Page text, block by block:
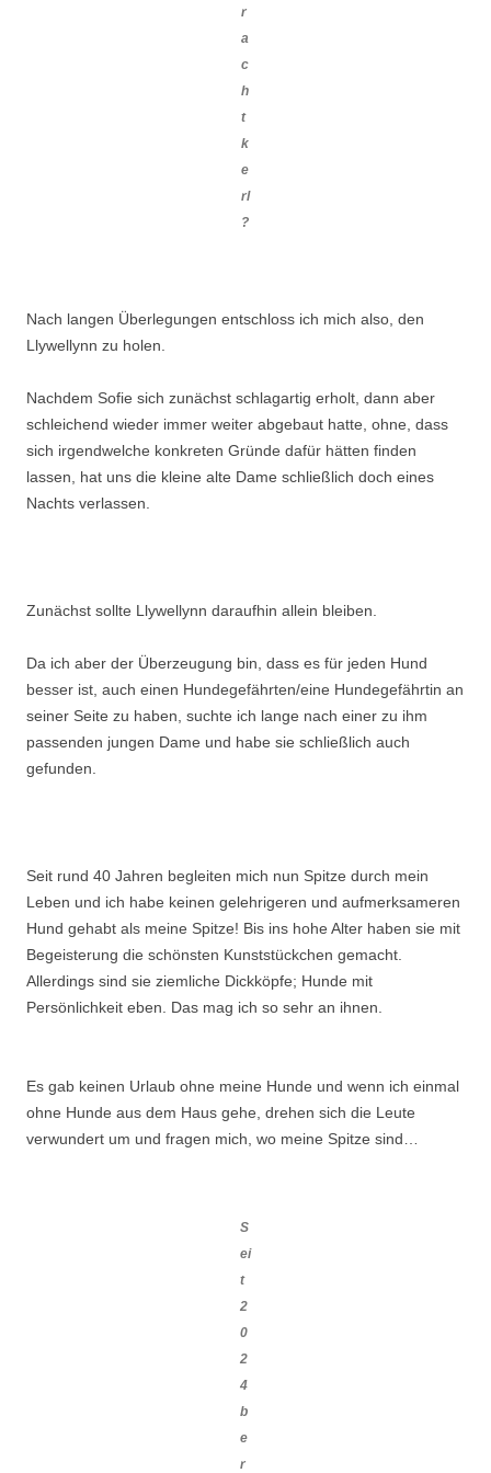
r
a
c
h
t
k
e
rl
?
Nach langen Überlegungen entschloss ich mich also, den
Llywellynn zu holen.
Nachdem Sofie sich zunächst schlagartig erholt, dann aber
schleichend wieder immer weiter abgebaut hatte, ohne, dass
sich irgendwelche konkreten Gründe dafür hätten finden
lassen, hat uns die kleine alte Dame schließlich doch eines
Nachts verlassen.
Zunächst sollte Llywellynn daraufhin allein bleiben.
Da ich aber der Überzeugung bin, dass es für jeden Hund
besser ist, auch einen Hundegefährten/eine Hundegefährtin an
seiner Seite zu haben, suchte ich lange nach einer zu ihm
passenden jungen Dame und habe sie schließlich auch
gefunden.
Seit rund 40 Jahren begleiten mich nun Spitze durch mein
Leben und ich habe keinen gelehrigeren und aufmerksameren
Hund gehabt als meine Spitze! Bis ins hohe Alter haben sie mit
Begeisterung die schönsten Kunststückchen gemacht.
Allerdings sind sie ziemliche Dickköpfe; Hunde mit
Persönlichkeit eben. Das mag ich so sehr an ihnen.
Es gab keinen Urlaub ohne meine Hunde und wenn ich einmal
ohne Hunde aus dem Haus gehe, drehen sich die Leute
verwundert um und fragen mich, wo meine Spitze sind…
S
ei
t
2
0
2
4
b
e
r